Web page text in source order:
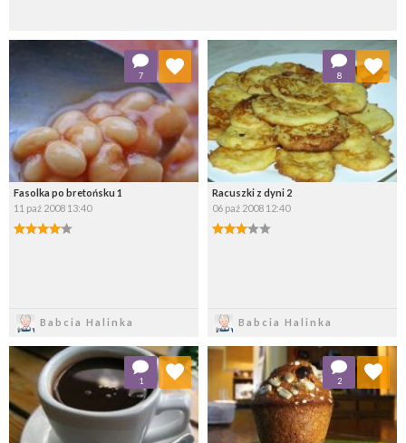
Fasolka po bretońsku 1
11 paź 2008 13:40
Babcia Halinka
7
Dodaj do ulubionych
Wybierz listę:
Racuszki z dyni 2
06 paź 2008 12:40
Babcia Halinka
8
Dodaj do ulubionych
Wybierz listę:
1
Dodaj do ulubionych
Wybierz listę:
2
Dodaj do ulubionych
Wybierz listę: